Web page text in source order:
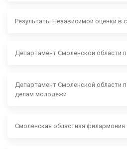
Результаты Независимой оценки в
Департамент Смоленской области
Департамент Смоленской области
делам молодежи
Смоленская областная филармония